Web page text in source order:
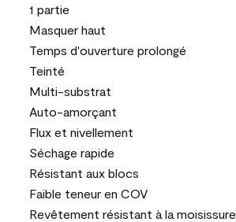
1 partie
Masquer haut
Temps d'ouverture prolongé
Teinté
Multi-substrat
Auto-amorçant
Flux et nivellement
Séchage rapide
Résistant aux blocs
Faible teneur en COV
Revêtement résistant à la moisissure